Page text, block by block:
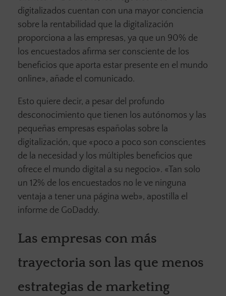
digitalizados cuentan con una mayor conciencia
sobre la rentabilidad que la digitalización
proporciona a las empresas, ya que un 90% de
los encuestados afirma ser consciente de los
beneficios que aporta estar presente en el mundo
online», añade el comunicado.
Esto quiere decir, a pesar del profundo
desconocimiento que tienen los autónomos y las
pequeñas empresas españolas sobre la
digitalización, que «poco a poco son conscientes
de la necesidad y los múltiples beneficios que
ofrece el mundo digital a su negocio». «Tan solo
un 12% de los encuestados no le ve ninguna
ventaja a tener una página web», apostilla el
informe de GoDaddy.
Las empresas con más
trayectoria son las que menos
estrategias de marketing